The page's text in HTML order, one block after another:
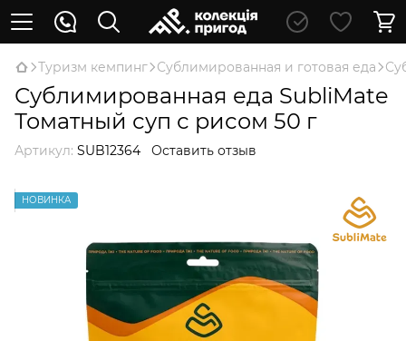
Туризм кемпинг Сублимированная и готовая еда
Сублимированная еда SubliMate
Томатный суп с рисом 50 г
Артикул: SUB12364 Оставить отзыв
НОВИНКА